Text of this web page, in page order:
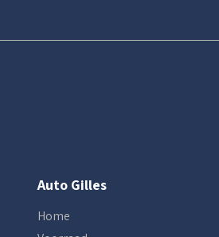
Auto Gilles
Home